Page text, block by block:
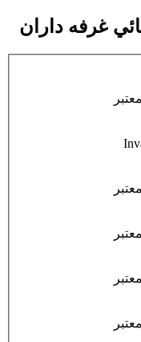
غرفه داران